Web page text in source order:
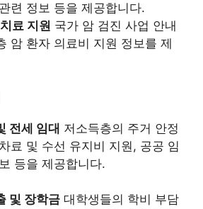
련 정보 등을 제공합니다.
료 지원 국가 암 검진 사업 안내
암 환자 의료비 지원 정보를 제
전세 임대 저소득층의 주거 안정
료 및 수선 유지비 지원, 공공 임
등을 제공합니다.
및 장학금 대학생들의 학비 부담